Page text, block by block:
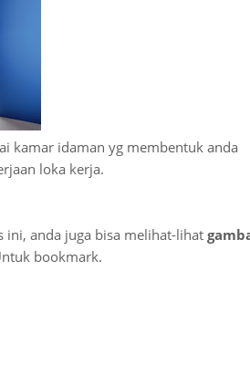
kamar idaman yg membentuk anda
loka kerja.
ini, anda juga bisa melihat-lihat
bookmark.